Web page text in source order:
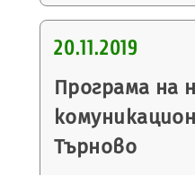
20.11.2019
Програма на
Търново